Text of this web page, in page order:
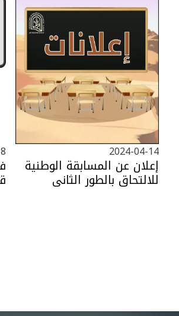
2024-04-14
‫للالتحاق‬ ‫بالطور‬ ‫الثاني‬
‫للمدرسة‬ ‫العليا‬